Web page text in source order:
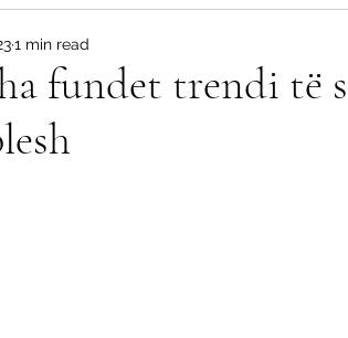
fundet trendi të
1 min read